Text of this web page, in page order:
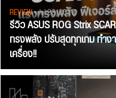
REVIEW• Jul 28, 2026
รีวิว ASUS ROG Strix
ทรงพลัง ปรับสุดทุกเกม ทำง
เครื่อง!!